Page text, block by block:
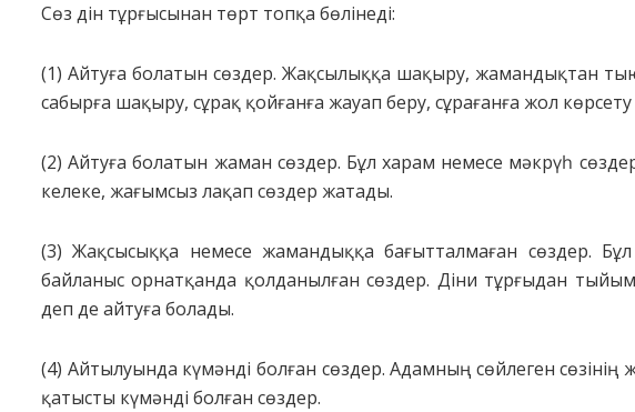
Сөз дін тұрғысынан төрт топқа бөлінеді:
(1) Айтуға болатын сөздер. Жақсылыққа шақыру, жамандықтан
сабырға шақыру, сұрақ қойғанға жауап беру, сұрағанға жол
(2) Айтуға болатын жаман сөздер. Бұл харам немесе мәкрүһ
келеке, жағымсыз лақап сөздер жатады.
(3) Жақсысыққа немесе жамандыққа бағытталмаған сөздер. Бұл
байланыс орнатқанда қолданылған сөздер. Діни тұрғыдан
деп де айтуға болады.
(4) Айтылуында күмәнді болған сөздер. Адамның сөйлеген сөзінің
қатысты күмәнді болған сөздер.